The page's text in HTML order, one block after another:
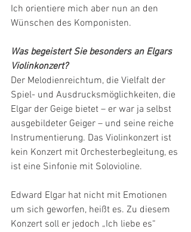
Ich orientiere mich aber nun an den
Wünschen des Komponisten.
Was begeistert Sie besonders an Elgars
Violinkonzert?
Der Melodienreichtum, die Vielfalt der
Spiel- und Ausdrucksmöglichkeiten, die
Elgar der Geige bietet – er war ja selbst
ausgebildeter Geiger – und seine reiche
Instrumentierung. Das Violinkonzert ist
kein Konzert mit Orchesterbegleitung, es
ist eine Sinfonie mit Solovioline.
Edward Elgar hat nicht mit Emotionen
um sich geworfen, heißt es. Zu diesem
Konzert soll er jedoch „Ich liebe es“